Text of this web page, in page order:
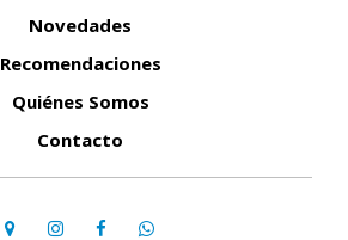
Novedades
Recomendaciones
Quiénes Somos
Contacto